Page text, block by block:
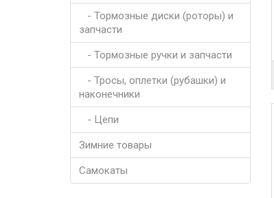
- Тормозные диски (роторы) и
запчасти
- Тормозные ручки и запчасти
- Тросы, оплетки (рубашки) и
наконечники
- Цепи
Зимние товары
Самокаты